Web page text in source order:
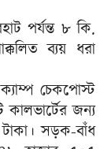
পর্যন্ত ৮ কি.
ব্যয় ধরা
চেকপোস্ট
জন্য
সড়ক-বাঁধ